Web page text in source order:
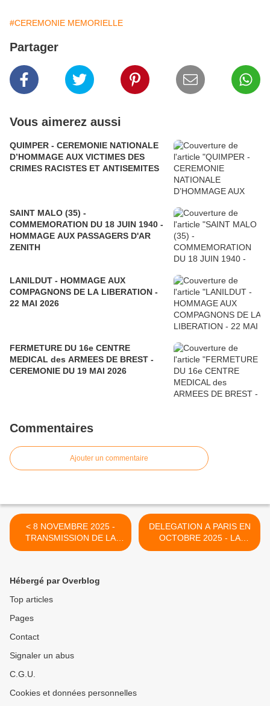
#CEREMONIE MEMORIELLE
Partager
Vous aimerez aussi
QUIMPER - CEREMONIE NATIONALE
D’HOMMAGE AUX VICTIMES DES
CRIMES RACISTES ET ANTISEMITES
SAINT MALO (35) -
COMMEMORATION DU 18 JUIN 1940 -
HOMMAGE AUX PASSAGERS D'AR
ZENITH
LANILDUT - HOMMAGE AUX
COMPAGNONS DE LA LIBERATION -
22 MAI 2026
FERMETURE DU 16e CENTRE
MEDICAL des ARMEES DE BREST -
CEREMONIE DU 19 MAI 2026
Commentaires
Ajouter un commentaire
< 8 NOVEMBRE 2025 -
TRANSMISSION DE LA
FLAMME AUX
DELEGATION A PARIS EN
OCTOBRE 2025 - LA
PRESSE EN PARLE - >
Hébergé par Overblog
Top articles
Pages
Contact
Signaler un abus
C.G.U.
Cookies et données personnelles